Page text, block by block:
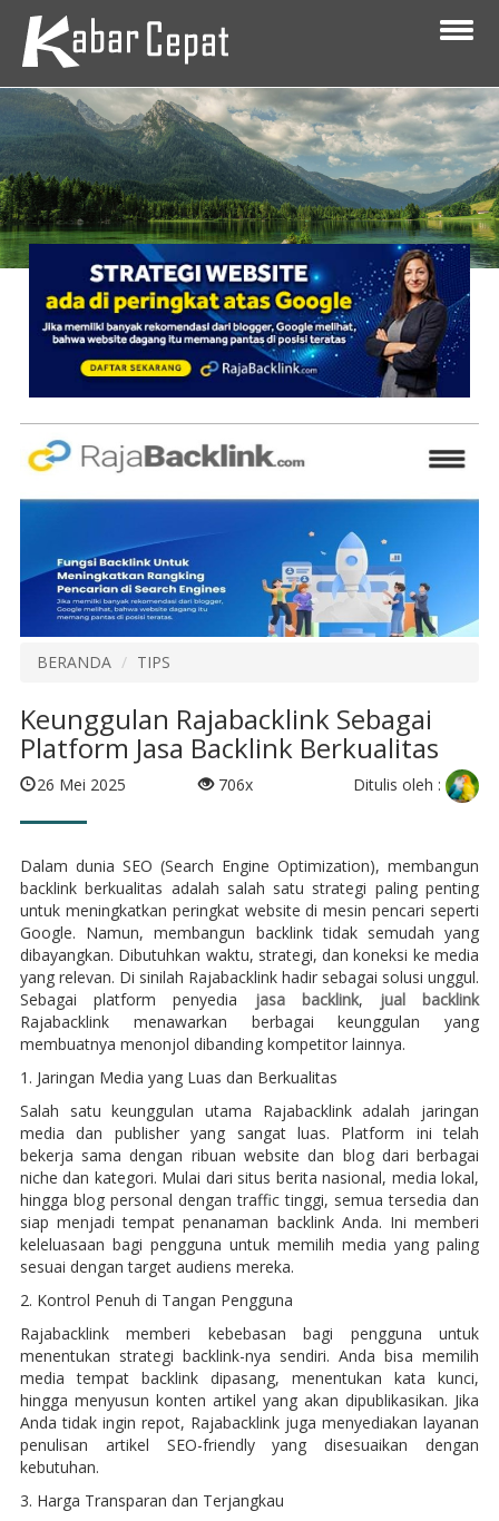
BERANDA TIPS
Keunggulan Rajabacklink Sebagai
Platform Jasa Backlink Berkualitas
26 Mei 2025 706x Ditulis oleh :
Dalam dunia SEO (Search Engine Optimization), membangun
backlink berkualitas adalah salah satu strategi paling penting
untuk meningkatkan peringkat website di mesin pencari seperti
Google. Namun, membangun backlink tidak semudah yang
dibayangkan. Dibutuhkan waktu, strategi, dan koneksi ke media
yang relevan. Di sinilah Rajabacklink hadir sebagai solusi unggul.
Sebagai platform penyedia jasa backlink, jual backlink
Rajabacklink menawarkan berbagai keunggulan yang
membuatnya menonjol dibanding kompetitor lainnya.
1. Jaringan Media yang Luas dan Berkualitas
Salah satu keunggulan utama Rajabacklink adalah jaringan
media dan publisher yang sangat luas. Platform ini telah
bekerja sama dengan ribuan website dan blog dari berbagai
niche dan kategori. Mulai dari situs berita nasional, media lokal,
hingga blog personal dengan traffic tinggi, semua tersedia dan
siap menjadi tempat penanaman backlink Anda. Ini memberi
keleluasaan bagi pengguna untuk memilih media yang paling
sesuai dengan target audiens mereka.
2. Kontrol Penuh di Tangan Pengguna
Rajabacklink memberi kebebasan bagi pengguna untuk
menentukan strategi backlink-nya sendiri. Anda bisa memilih
media tempat backlink dipasang, menentukan kata kunci,
hingga menyusun konten artikel yang akan dipublikasikan. Jika
Anda tidak ingin repot, Rajabacklink juga menyediakan layanan
penulisan artikel SEO-friendly yang disesuaikan dengan
kebutuhan.
3. Harga Transparan dan Terjangkau